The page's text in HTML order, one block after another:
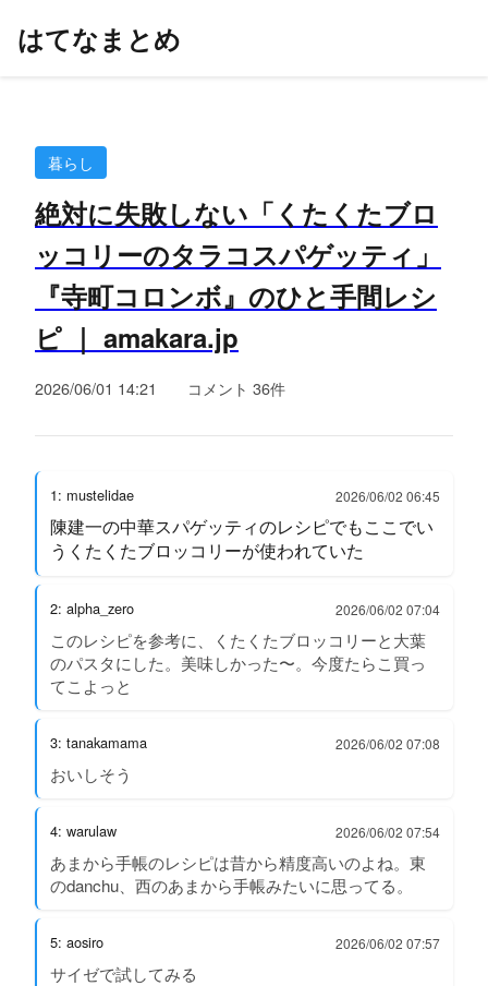
はてなまとめ
暮らし
絶対に失敗しない「くたくたブロ
ッコリーのタラコスパゲッティ」
『寺町コロンボ』のひと手間レシ
ピ ｜ amakara.jp
2026/06/01 14:21 コメント 36件
1: mustelidae 2026/06/02 06:45
陳建一の中華スパゲッティのレシピでもここでい
うくたくたブロッコリーが使われていた
2: alpha_zero 2026/06/02 07:04
このレシピを参考に、くたくたブロッコリーと大葉
のパスタにした。美味しかった〜。今度たらこ買っ
てこよっと
3: tanakamama 2026/06/02 07:08
おいしそう
4: warulaw 2026/06/02 07:54
あまから手帳のレシピは昔から精度高いのよね。東
のdanchu、西のあまから手帳みたいに思ってる。
5: aosiro 2026/06/02 07:57
サイゼで試してみる